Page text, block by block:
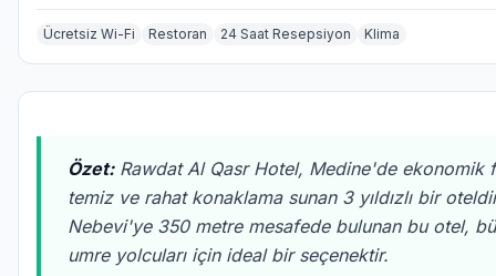
Ücretsiz Wi-Fi Restoran 24 Saat Resepsiyon Klima
Özet:Rawdat Al Qasr Hotel, Medine'de ekonomik
temiz ve rahat konaklama sunan 3 yıldızlı bir
Nebevi'ye 350 metre mesafede bulunan bu otel,
umre yolcuları için ideal bir seçenektir.